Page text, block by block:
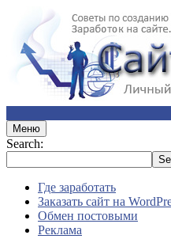
Меню
Search:
Где заработать
Заказать сайт на
Обмен постовыми
Реклама